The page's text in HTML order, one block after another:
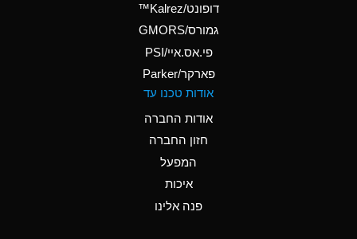
Ammonium Phosphate
A
Ammonium Sulfate
A
Amyl Acetate (Banana
דופונט/Kalrez™
גמורס/GMORS
פי.אס.איי/PSI
פארקר/Parker
אודות טכנו עד
אודות החברה
חזון החברה
המפעל
איכות
פנה אלינו